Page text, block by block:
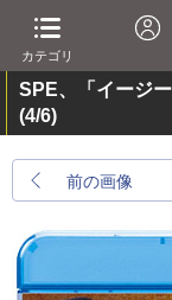
カテゴリ
SPE、「イージ
(4/6)
前の画像